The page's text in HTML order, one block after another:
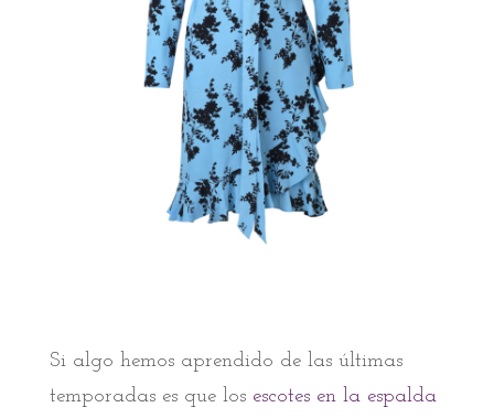
Si algo hemos aprendido de las últimas
temporadas es que los escotes en la espalda